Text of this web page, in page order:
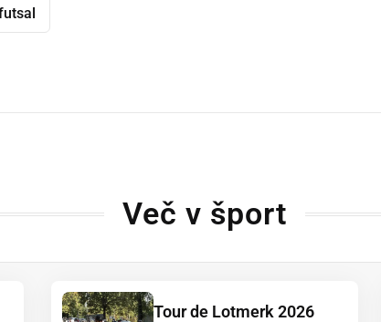
Več v šport
Tour de Lotmerk 2026